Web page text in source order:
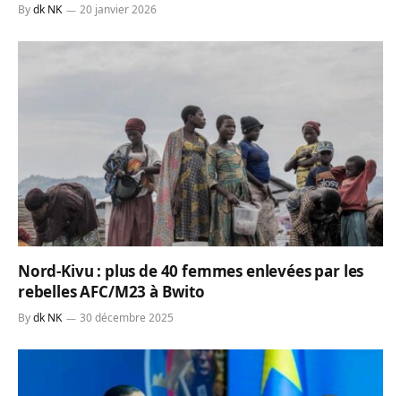
Bydk NK 20 janvier 2026
Nord-Kivu : plus de 40 femmes enlevées par les
rebelles AFC/M23 à Bwito
Bydk NK 30 décembre 2025